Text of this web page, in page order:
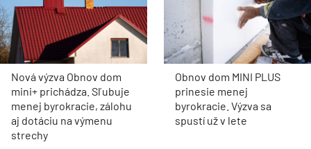
Nová výzva Obnov dom
mini+ prichádza. Sľubuje
menej byrokracie, zálohu
aj dotáciu na výmenu
strechy
Obnov dom MINI PLUS
prinesie menej
byrokracie. Výzva sa
spustí už v lete